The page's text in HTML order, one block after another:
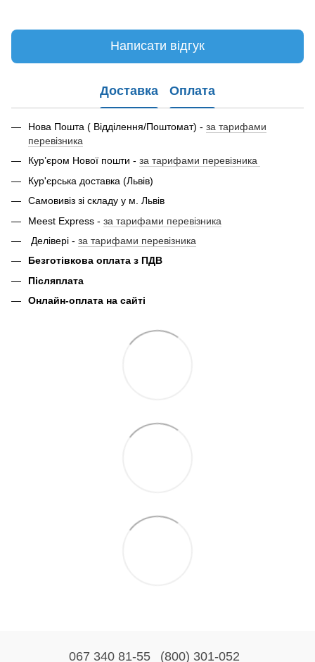
Написати відгук
Доставка Оплата
Нова Пошта ( Відділення/Поштомат) - за тарифами
перевізника
Кур’єром Нової пошти - за тарифами перевізника
Кур'єрська доставка (Львів)
Самовивіз зі складу у м. Львів
Meest Express - за тарифами перевізника
Делівері - за тарифами перевізника
Безготівкова оплата з ПДВ
Післяплата
Онлайн-оплата на сайті
067 340 81-55 (800) 301-052